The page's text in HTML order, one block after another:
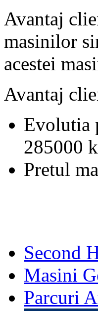
Avantaj
masinilor
acestei
Avantaj
Evolutia
285000
Pretul
Second
Masini
Parcuri